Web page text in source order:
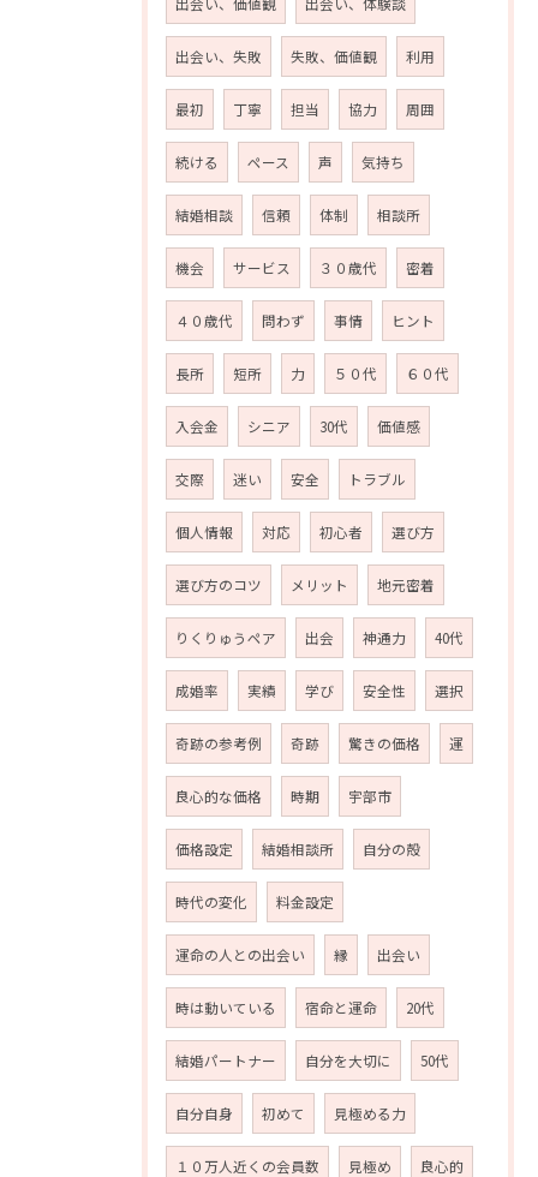
出会い、失敗 失敗、価値観 利用
最初 丁寧 担当 協力 周囲
続ける ペース 声 気持ち
結婚相談 信頼 体制 相談所
機会 サービス ３０歳代 密着
４０歳代 問わず 事情 ヒント
長所 短所 力 ５０代 ６０代
入会金 シニア 30代 価値感
交際 迷い 安全 トラブル
個人情報 対応 初心者 選び方
選び方のコツ メリット 地元密着
りくりゅうペア 出会 神通力 40代
成婚率 実績 学び 安全性 選択
奇跡の参考例 奇跡 驚きの価格 運
良心的な価格 時期 宇部市
価格設定 結婚相談所 自分の殻
時代の変化 料金設定
運命の人との出会い 縁 出会い
時は動いている 宿命と運命 20代
結婚パートナー 自分を大切に 50代
自分自身 初めて 見極める力
１０万人近くの会員数 見極め 良心的
お問い合わせはこちら